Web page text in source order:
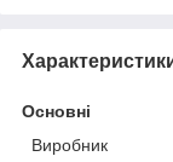
Основні
Виробник